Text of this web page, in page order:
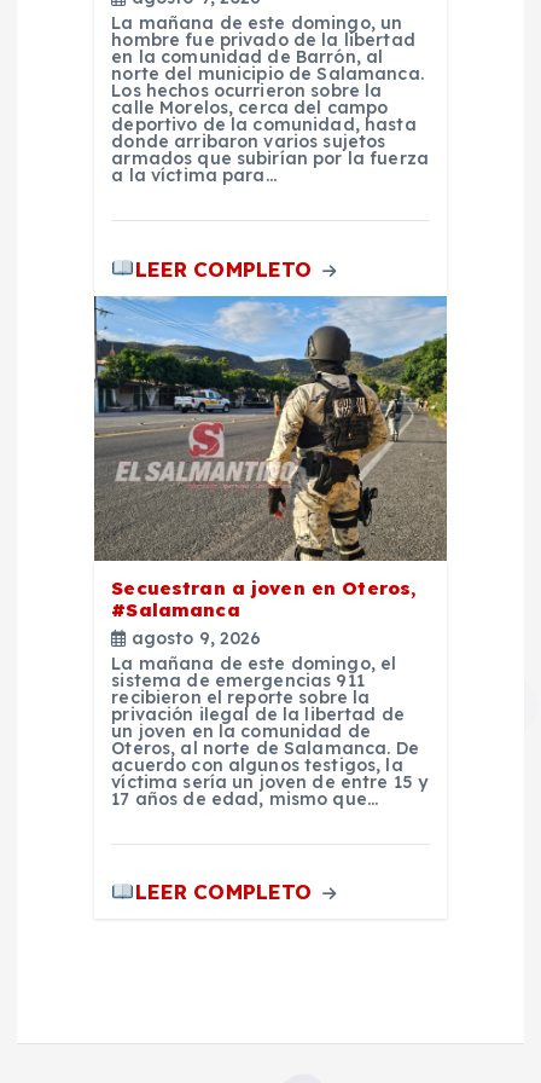
La mañana de este domingo, un
hombre fue privado de la libertad
en la comunidad de Barrón, al
norte del municipio de Salamanca.
Los hechos ocurrieron sobre la
calle Morelos, cerca del campo
deportivo de la comunidad, hasta
donde arribaron varios sujetos
armados que subirían por la fuerza
a la víctima para…
LEER COMPLETO
Secuestran a joven en Oteros,
#Salamanca
agosto 9, 2026
La mañana de este domingo, el
sistema de emergencias 911
recibieron el reporte sobre la
privación ilegal de la libertad de
un joven en la comunidad de
Oteros, al norte de Salamanca. De
acuerdo con algunos testigos, la
víctima sería un joven de entre 15 y
17 años de edad, mismo que…
LEER COMPLETO